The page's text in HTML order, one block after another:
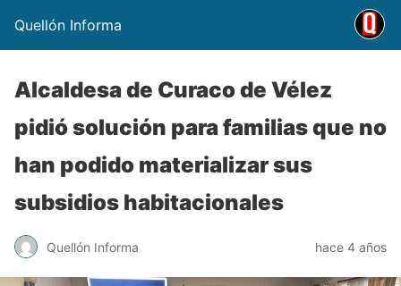
Quellón Informa
Alcaldesa de Curaco de Vélez
pidió solución para familias que no
han podido materializar sus
subsidios habitacionales
Quellón Informa hace 4 años